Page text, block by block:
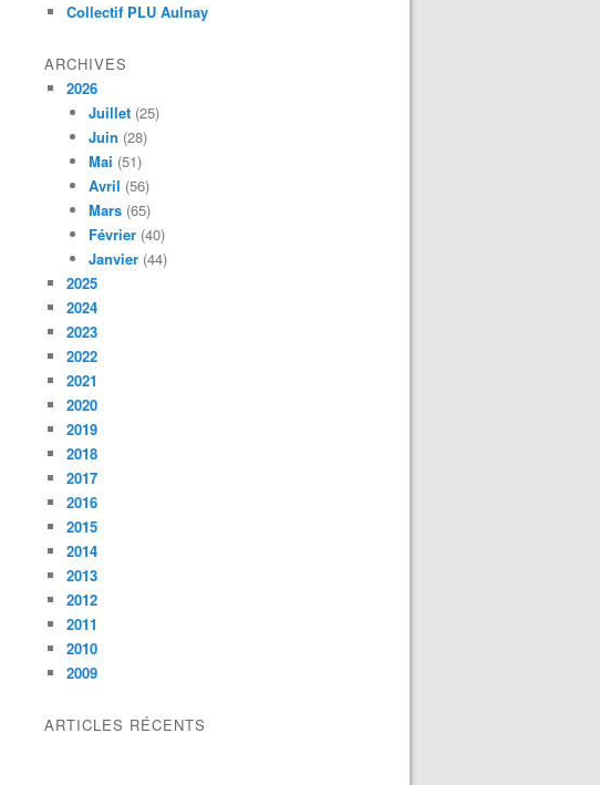
Collectif PLU Aulnay
ARCHIVES
2026
Juillet (25)
Juin (28)
Mai (51)
Avril (56)
Mars (65)
Février (40)
Janvier (44)
2025
2024
2023
2022
2021
2020
2019
2018
2017
2016
2015
2014
2013
2012
2011
2010
2009
ARTICLES RÉCENTS